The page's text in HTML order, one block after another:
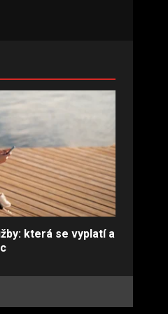
která se vyplatí a